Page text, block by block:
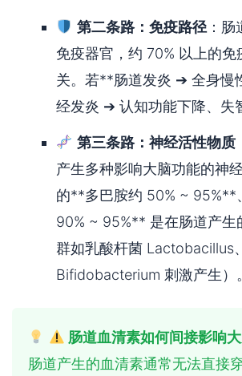
第二条路：免疫路径：肠
免疫器官，约 70% 以上的
关。若**肠道发炎 ➔ 全身慢
经发炎 ➔ 认知功能下降、失
第三条路：神经活性物质
产生多种影响大脑功能的神
的**多巴胺约 50% ~ 95%**
90% ~ 95%** 是在肠道产生
群如乳酸杆菌 Lactobacillus
Bifidobacterium 刺激产生）。
肠道血清素如何间接影响大
肠道产生的血清素通常无法直接